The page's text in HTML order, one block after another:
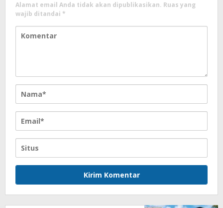
Alamat email Anda tidak akan dipublikasikan. Ruas yang
wajib ditandai *